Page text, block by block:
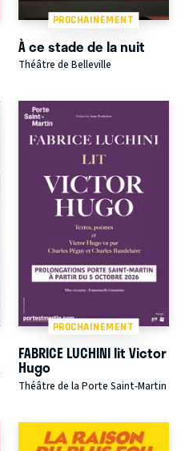
PROCHAINEMENT
À ce stade de la nuit
Théâtre de Belleville
PROCHAINEMENT
FABRICE LUCHINI lit Victor
Hugo
Théâtre de la Porte Saint-Martin